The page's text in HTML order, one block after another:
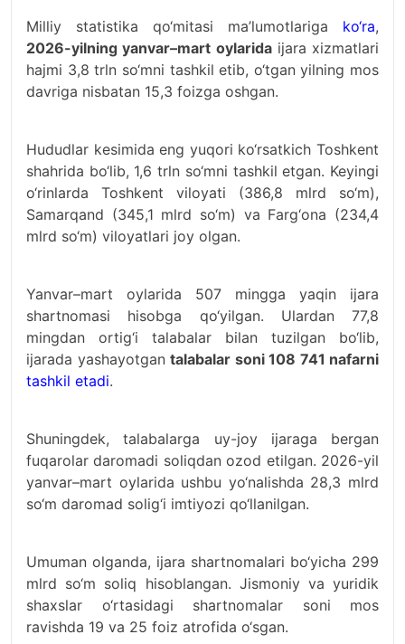
Milliy statistika qo‘mitasi ma’lumotlariga ko‘ra,
2026-yilning yanvar–mart oylaridaijara xizmatlari
hajmi 3,8 trln so‘mni tashkil etib, o‘tgan yilning mos
davriga nisbatan 15,3 foizga oshgan.
Hududlar kesimida eng yuqori ko‘rsatkich Toshkent
shahrida bo‘lib, 1,6 trln so‘mni tashkil etgan. Keyingi
o‘rinlarda Toshkent viloyati (386,8 mlrd so‘m),
Samarqand (345,1 mlrd so‘m) va Farg‘ona (234,4
mlrd so‘m) viloyatlari joy olgan.
Yanvar–mart oylarida 507 mingga yaqin ijara
shartnomasi hisobga qo‘yilgan. Ulardan 77,8
mingdan ortig‘i talabalar bilan tuzilgan bo‘lib,
ijarada yashayotgan talabalar soni 108 741 nafarni
tashkil etadi.
Shuningdek, talabalarga uy-joy ijaraga bergan
fuqarolar daromadi soliqdan ozod etilgan. 2026-yil
yanvar–mart oylarida ushbu yo‘nalishda 28,3 mlrd
so‘m daromad solig‘i imtiyozi qo‘llanilgan.
Umuman olganda, ijara shartnomalari bo‘yicha 299
mlrd so‘m soliq hisoblangan. Jismoniy va yuridik
shaxslar o‘rtasidagi shartnomalar soni mos
ravishda 19 va 25 foiz atrofida o‘sgan.